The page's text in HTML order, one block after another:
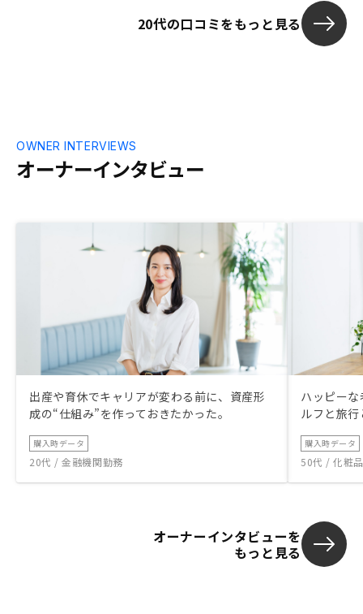
いつまでに入金して欲しい等の説明がなか
20代の口コミをもっと見る
オーナーインタビュー
OWNER INTERVIEWS
出産や育休でキャリアが変わる前に、資産形
成の“仕組み”を作っておきたかった。
購入時データ
20代 / 金融機関勤務
ハッピー
ルフと旅
購入時データ
50代 / 化粧
オーナーインタビューを
もっと見る